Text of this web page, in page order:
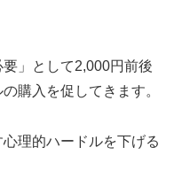
」として2,000円前後
購入を促してきます。
理的ハードルを下げる